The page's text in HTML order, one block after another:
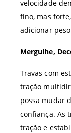
velocidade
fino, mas
adicionar
Mergulhe,
Travas com
tração
possa mudar
confiança. As
tração e